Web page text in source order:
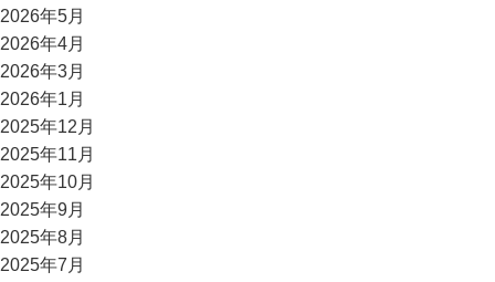
2026年5月
2026年4月
2026年3月
2026年1月
2025年12月
2025年11月
2025年10月
2025年9月
2025年8月
2025年7月